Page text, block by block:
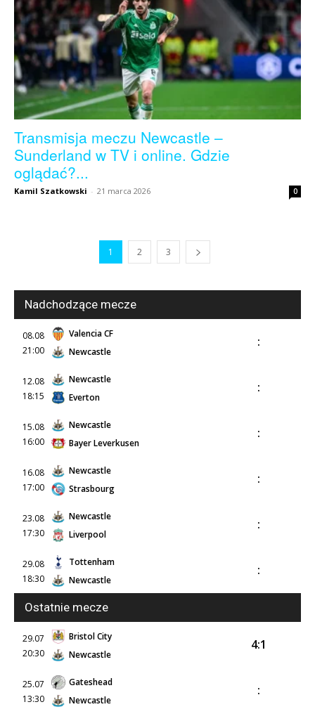
Transmisja meczu Newcastle –
Sunderland w TV i online. Gdzie
oglądać?...
Kamil Szatkowski - 21 marca 2026 0
1 2 3
Nadchodzące mecze
08.08
21:00
Valencia CF
Newcastle
:
12.08
18:15
Newcastle
Everton
:
15.08
16:00
Newcastle
Bayer Leverkusen
:
16.08
17:00
Newcastle
Strasbourg
:
23.08
17:30
Newcastle
Liverpool
:
29.08
18:30
Tottenham
Newcastle
:
Ostatnie mecze
29.07
20:30
Bristol City
Newcastle
4:1
25.07
13:30
Gateshead
Newcastle
: